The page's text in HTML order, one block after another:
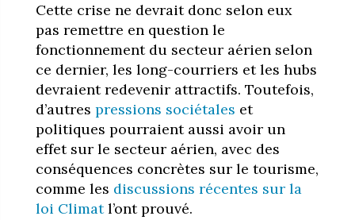
Cette crise ne devrait donc selon eux
pas remettre en question le
fonctionnement du secteur aérien selon
ce dernier, les long-courriers et les hubs
devraient redevenir attractifs. Toutefois,
d’autres pressions sociétales et
politiques pourraient aussi avoir un
effet sur le secteur aérien, avec des
conséquences concrètes sur le tourisme,
comme les discussions récentes sur la
loi Climatl’ont prouvé.